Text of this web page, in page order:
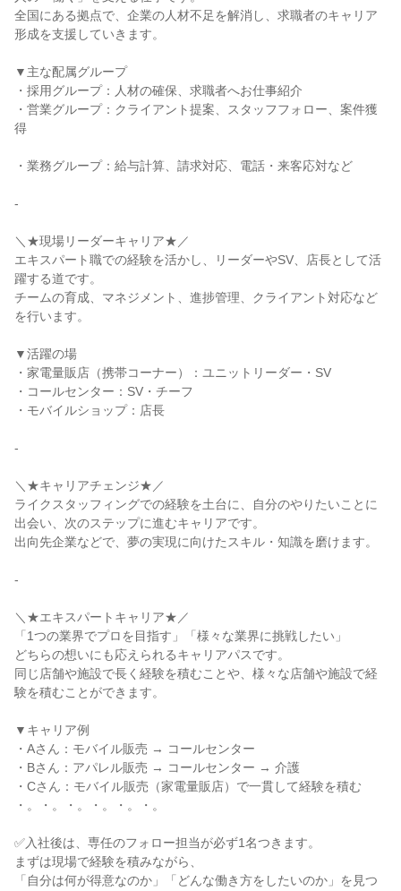
全国にある拠点で、企業の人材不足を解消し、求職者のキャリア
形成を支援していきます。
▼主な配属グループ
・採用グループ：人材の確保、求職者へお仕事紹介
・営業グループ：クライアント提案、スタッフフォロー、案件獲
得
・業務グループ：給与計算、請求対応、電話・来客応対など
-
＼★現場リーダーキャリア★／
エキスパート職での経験を活かし、リーダーやSV、店長として活
躍する道です。
チームの育成、マネジメント、進捗管理、クライアント対応など
を行います。
▼活躍の場
・家電量販店（携帯コーナー）：ユニットリーダー・SV
・コールセンター：SV・チーフ
・モバイルショップ：店長
-
＼★キャリアチェンジ★／
ライクスタッフィングでの経験を土台に、自分のやりたいことに
出会い、次のステップに進むキャリアです。
出向先企業などで、夢の実現に向けたスキル・知識を磨けます。
-
＼★エキスパートキャリア★／
「1つの業界でプロを目指す」「様々な業界に挑戦したい」
どちらの想いにも応えられるキャリアパスです。
同じ店舗や施設で長く経験を積むことや、様々な店舗や施設で経
験を積むことができます。
▼キャリア例
・Aさん：モバイル販売 → コールセンター
・Bさん：アパレル販売 → コールセンター → 介護
・Cさん：モバイル販売（家電量販店）で一貫して経験を積む
・。・。・。・。・。・。
✅入社後は、専任のフォロー担当が必ず1名つきます。
まずは現場で経験を積みながら、
「自分は何が得意なのか」「どんな働き方をしたいのか」を見つ